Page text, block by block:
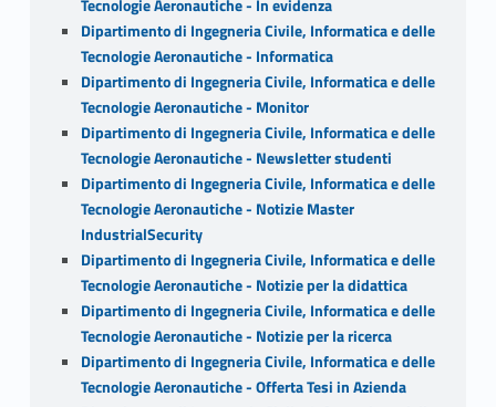
Tecnologie Aeronautiche - In evidenza
Dipartimento di Ingegneria Civile, Informatica e delle
Tecnologie Aeronautiche - Informatica
Dipartimento di Ingegneria Civile, Informatica e delle
Tecnologie Aeronautiche - Monitor
Dipartimento di Ingegneria Civile, Informatica e delle
Tecnologie Aeronautiche - Newsletter studenti
Dipartimento di Ingegneria Civile, Informatica e delle
Tecnologie Aeronautiche - Notizie Master
IndustrialSecurity
Dipartimento di Ingegneria Civile, Informatica e delle
Tecnologie Aeronautiche - Notizie per la didattica
Dipartimento di Ingegneria Civile, Informatica e delle
Tecnologie Aeronautiche - Notizie per la ricerca
Dipartimento di Ingegneria Civile, Informatica e delle
Tecnologie Aeronautiche - Offerta Tesi in Azienda